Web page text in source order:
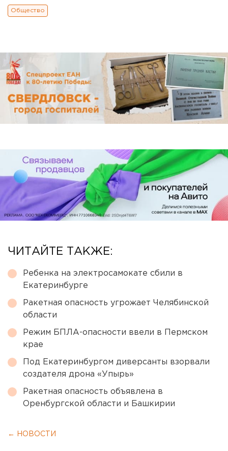
Общество
ЧИТАЙТЕ ТАКЖЕ:
Ребенка на электросамокате сбили в
Екатеринбурге
Ракетная опасность угрожает Челябинской
области
Режим БПЛА-опасности ввели в Пермском
крае
Под Екатеринбургом диверсанты взорвали
создателя дрона «Упырь»
Ракетная опасность объявлена в
Оренбургской области и Башкирии
← НОВОСТИ